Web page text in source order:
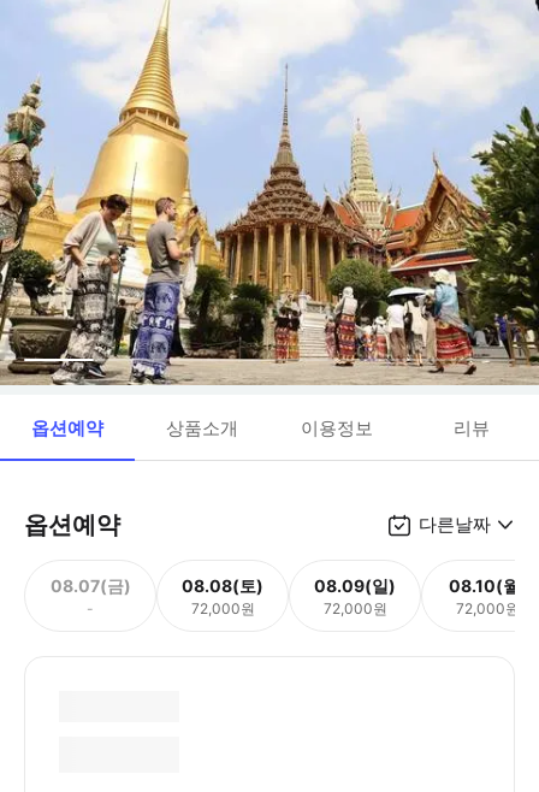
옵션예약 상품소개 이용정보 리뷰
옵션예약 다른날짜
08.07(금)
-
08.08(토)
72,000원
08.09(일)
72,000원
08.10(월)
72,000원